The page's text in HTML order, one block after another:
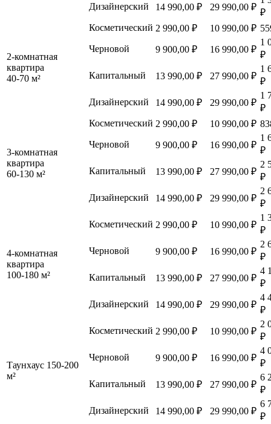
Дизайнерский
14 990,00 ₽ 29 990,00 ₽
₽
2-комнатная
квартира
40-70 м²
Косметический 2 990,00 ₽ 10 990,00 ₽
Черновой
9 900,00 ₽ 16 990,00 ₽
1
₽
Капитальный
13 990,00 ₽ 27 990,00 ₽
1
₽
Дизайнерский
14 990,00 ₽ 29 990,00 ₽
1
₽
3-комнатная
квартира
60-130 м²
Косметический 2 990,00 ₽ 10 990,00 ₽
Черновой
9 900,00 ₽ 16 990,00 ₽
1
₽
Капитальный
13 990,00 ₽ 27 990,00 ₽
2
₽
Дизайнерский
14 990,00 ₽ 29 990,00 ₽
2
₽
4-комнатная
квартира
100-180 м²
Косметический 2 990,00 ₽ 10 990,00 ₽
1
₽
Черновой
9 900,00 ₽ 16 990,00 ₽
2
₽
Капитальный
13 990,00 ₽ 27 990,00 ₽
4
₽
Дизайнерский
14 990,00 ₽ 29 990,00 ₽
4
₽
Таунхаус 150-200
м²
Косметический 2 990,00 ₽ 10 990,00 ₽
2
₽
Черновой
9 900,00 ₽ 16 990,00 ₽
4
₽
Капитальный
13 990,00 ₽ 27 990,00 ₽
6
₽
Дизайнерский
14 990,00 ₽ 29 990,00 ₽
6
₽